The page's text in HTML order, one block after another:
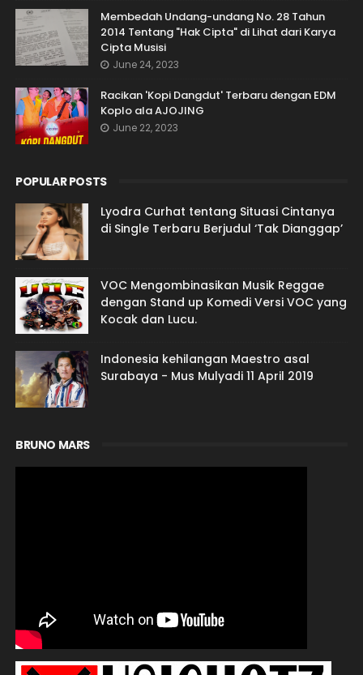
Membedah Undang-undang No. 28 Tahun
2014 Tentang "Hak Cipta" di Lihat dari Karya
Cipta Musisi
June 24, 2023
Racikan 'Kopi Dangdut' Terbaru dengan EDM
Koplo ala AJOJING
June 22, 2023
POPULAR POSTS
Lyodra Curhat tentang Situasi Cintanya
di Single Terbaru Berjudul ‘Tak Dianggap’
VOC Mengombinasikan Musik Reggae
dengan Stand up Komedi Versi VOC yang
Kocak dan Lucu.
Indonesia kehilangan Maestro asal
Surabaya - Mus Mulyadi 11 April 2019
BRUNO MARS